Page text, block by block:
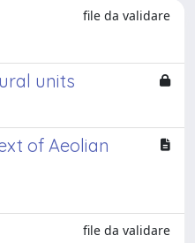
file da validare
units
of Aeolian
file da validare